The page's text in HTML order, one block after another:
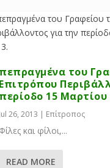
πεπραγμένα του
Επιτρόπου
περίοδο 15 Μαρτίου
Jul 26, 2013 | Επίτροπος
Φίλες και φίλοι,...
READ MORE